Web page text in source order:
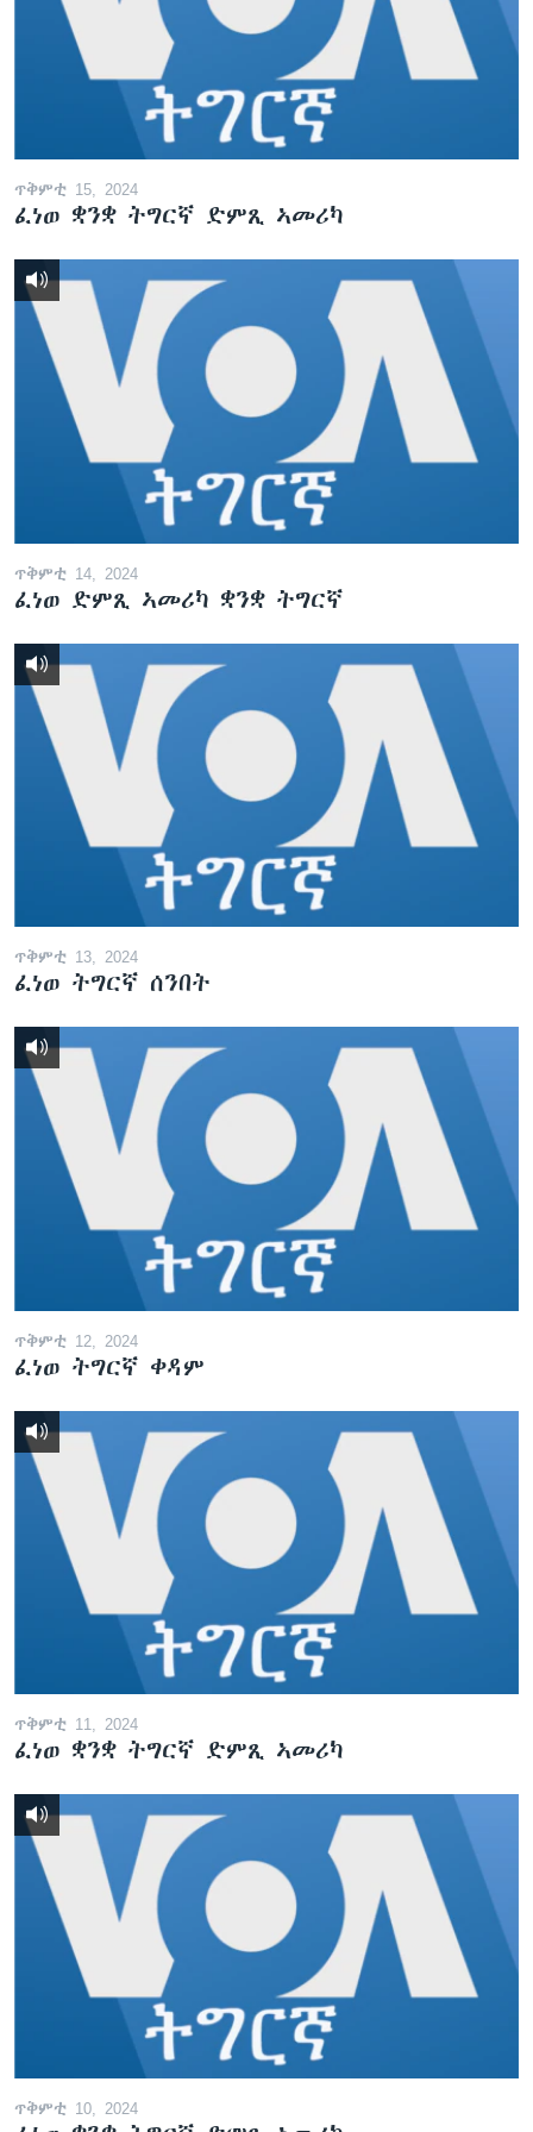
ቂሔ ጽልሚ
ቋንቋታት
ጥቅምቲ 15, 2024
ፈነወ ቋንቋ ትግርኛ ድምጺ ኣመሪካ
ጥቅምቲ 14, 2024
ፈነወ ድምጺ ኣመሪካ ቋንቋ ትግርኛ
ጥቅምቲ 13, 2024
ፈነወ ትግርኛ ሰንበት
ጥቅምቲ 12, 2024
ፈነወ ትግርኛ ቀዳም
ጥቅምቲ 11, 2024
ፈነወ ቋንቋ ትግርኛ ድምጺ ኣመሪካ
ጥቅምቲ 10, 2024